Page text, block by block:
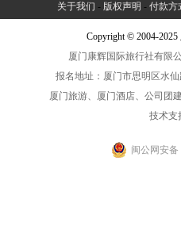
关于我们 - 版权声明 - 付款方
Copyright © 2004-
厦门康辉国际旅行社有限
报名地址：厦门市思明区水
厦门旅游、厦门酒店、公司团
技术支
闽公网安备